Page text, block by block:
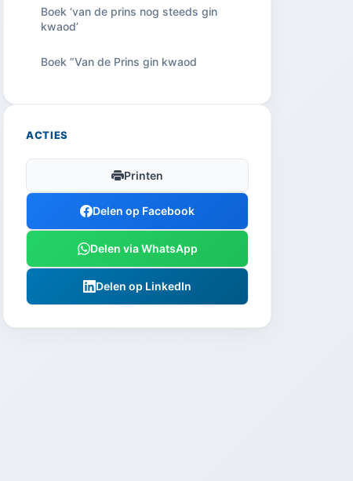
Boek ‘van de prins nog steeds gin
kwaod’
Boek ”Van de Prins gin kwaod
ACTIES
Printen
Delen op Facebook
Delen via WhatsApp
Delen op LinkedIn